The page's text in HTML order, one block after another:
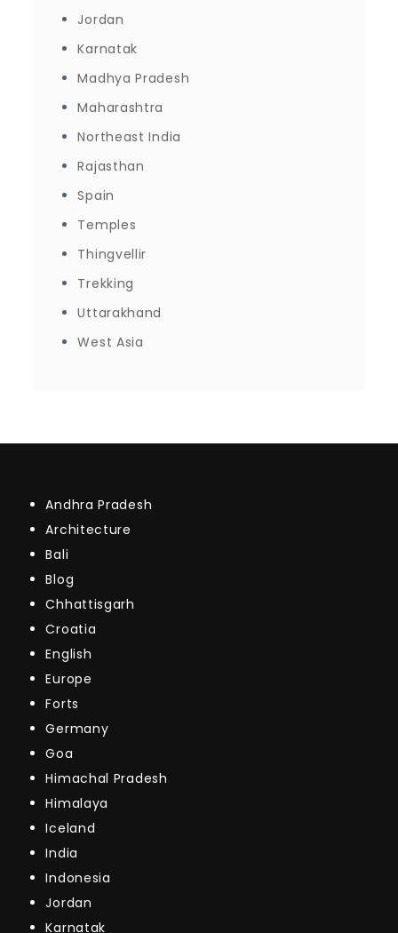
Jordan
Karnatak
Madhya Pradesh
Maharashtra
Northeast India
Rajasthan
Spain
Temples
Thingvellir
Trekking
Uttarakhand
West Asia
Andhra Pradesh
Architecture
Bali
Blog
Chhattisgarh
Croatia
English
Europe
Forts
Germany
Goa
Himachal Pradesh
Himalaya
Iceland
India
Indonesia
Jordan
Karnatak